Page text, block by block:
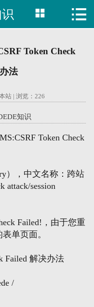
 首页
行业资讯
关于我们
51La
网页地图
文本地图
 
Token Check
法
站 | 浏览： 226
知识
Token Check
），中文名称：跨站
attack/session
Failed!，由于您重
单页面。
/